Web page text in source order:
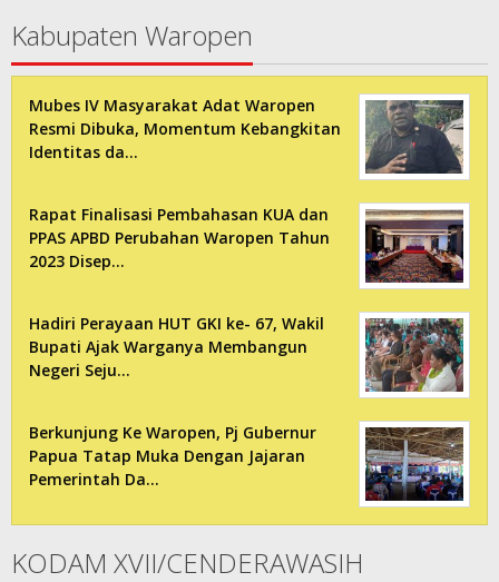
Kabupaten Waropen
Mubes IV Masyarakat Adat Waropen
Resmi Dibuka, Momentum Kebangkitan
Identitas da…
Rapat Finalisasi Pembahasan KUA dan
PPAS APBD Perubahan Waropen Tahun
2023 Disep…
Hadiri Perayaan HUT GKI ke- 67, Wakil
Bupati Ajak Warganya Membangun
Negeri Seju…
Berkunjung Ke Waropen, Pj Gubernur
Papua Tatap Muka Dengan Jajaran
Pemerintah Da…
KODAM XVII/CENDERAWASIH